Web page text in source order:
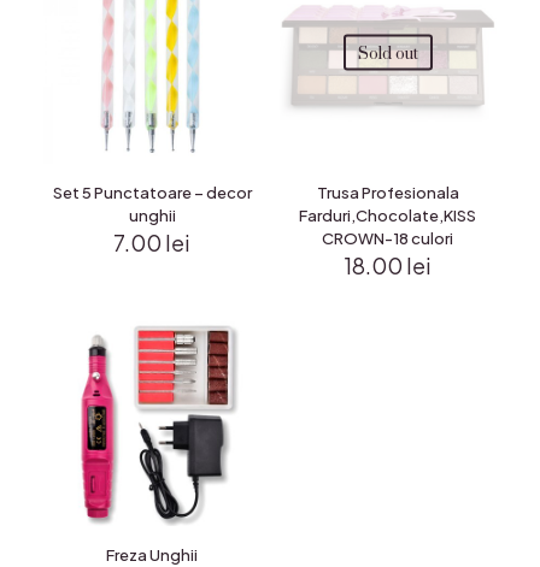
Set 5 Punctatoare – decor
unghii
7.00 lei
Sold out
Trusa Profesionala
Farduri,Chocolate,KISS
CROWN-18 culori
18.00 lei
Freza Unghii